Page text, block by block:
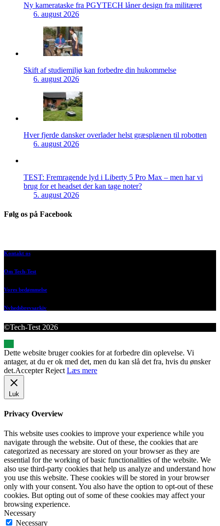
Ny kamerataske fra PGYTECH låner design fra militæret
6. august 2026
Skift af studiemiljø kan forbedre din hukommelse
6. august 2026
Hver fjerde dansker overlader helst græsplænen til robotten
6. august 2026
TEST: Fremragende lyd i Liberty 5 Pro Max – men har vi
brug for et headset der kan tage noter?
5. august 2026
Følg os på Facebook
Kontakt os
Om Tech-Test
Vores bedømmelse
Nyhedsbrevsarkiv
©Tech-Test 2026
Dette website bruger cookies for at forbedre din oplevelse. Vi
antager, at du er ok med det, men du kan slå det fra, hvis du ønsker
det.Accepter Reject Læs mere
Luk
Privacy Overview
This website uses cookies to improve your experience while you
navigate through the website. Out of these, the cookies that are
categorized as necessary are stored on your browser as they are
essential for the working of basic functionalities of the website. We
also use third-party cookies that help us analyze and understand how
you use this website. These cookies will be stored in your browser
only with your consent. You also have the option to opt-out of these
cookies. But opting out of some of these cookies may affect your
browsing experience.
Necessary
Necessary